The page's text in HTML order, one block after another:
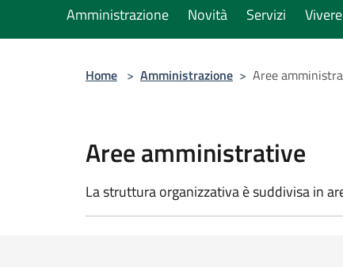
Amministrazione Novità Servizi
Home > Amministrazione > Aree
Aree amministrative
La struttura organizzativa è suddivisa in